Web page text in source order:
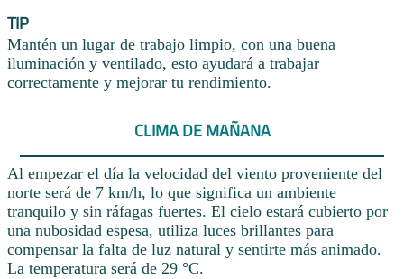
TIP
Mantén un lugar de trabajo limpio, con una buena
iluminación y ventilado, esto ayudará a trabajar
correctamente y mejorar tu rendimiento.
CLIMA DE MAÑANA
Al empezar el día la velocidad del viento proveniente del
norte será de 7 km/h, lo que significa un ambiente
tranquilo y sin ráfagas fuertes. El cielo estará cubierto por
una nubosidad espesa, utiliza luces brillantes para
compensar la falta de luz natural y sentirte más animado.
La temperatura será de 29 °C.